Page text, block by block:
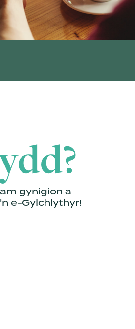
gynigion a
e-Gylchlythyr!